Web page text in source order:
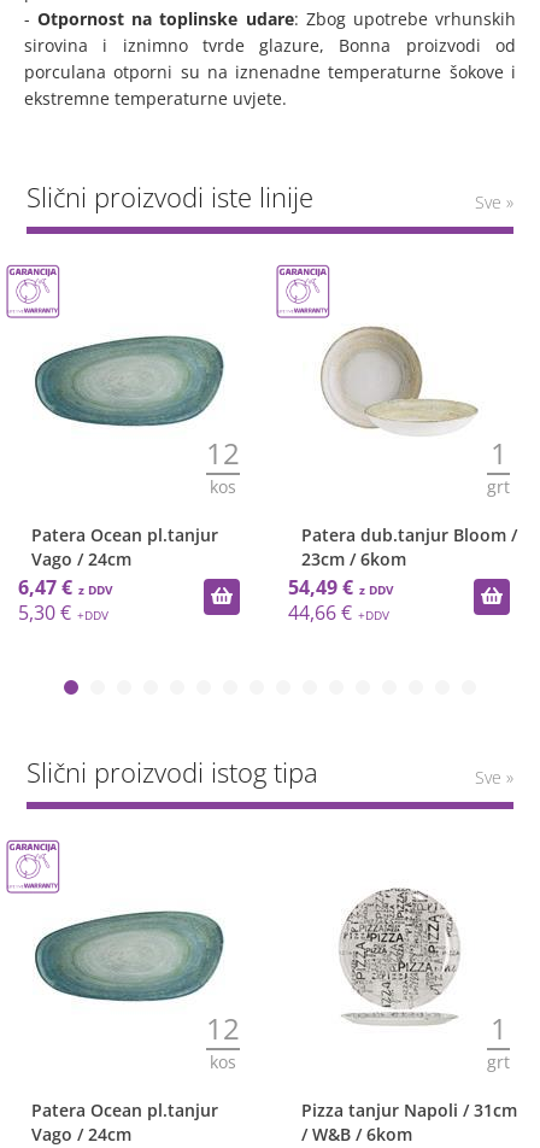
-Otpornost na toplinske udare: Zbog upotrebe vrhunskih
sirovina i iznimno tvrde glazure, Bonna proizvodi od
porculana otporni su na iznenadne temperaturne šokove i
ekstremne temperaturne uvjete.
Slični proizvodi iste linije Sve »
12
kos
Patera Ocean pl.tanjur
Vago / 24cm
6,47 €
5,30 €
1
grt
Patera dub.tanjur Bloom /
23cm / 6kom
54,49 €
44,66 €
Slični proizvodi istog tipa Sve »
pl.tanjur
1
Pizza tanjur Napoli / 31cm
/ W&B / 6kom
Tanjur